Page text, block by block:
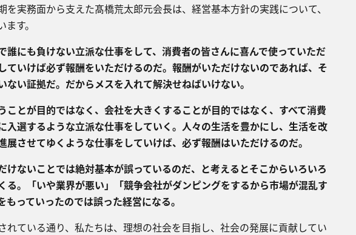
を実務面から支えた髙橋荒太郎元会長は、経営基本方針の実践について、
す。
誰にも負けない立派な仕事をして、消費者の皆さんに喜んで使っていただ
ていけば必ず報酬をいただけるのだ。報酬がいただけないのであれば、そ
ない証拠だ。だからメスを入れて解決せねばいけない。
ことが目的ではなく、会社を大きくすることが目的ではなく、すべて消費
入選するような立派な仕事をしていく。人々の生活を豊かにし、生活を改
展させてゆくような仕事をしていけば、必ず報酬はいただけるのだ。​
けないことでは絶対基本が誤っているのだ、と考えるとそこからいろいろ
る。「いや業界が悪い」「競争会社がダンピングをするから市場が混乱す
もっていったのでは誤った経営になる。
れている通り、私たちは、理想の社会を目指し、社会の発展に貢献してい